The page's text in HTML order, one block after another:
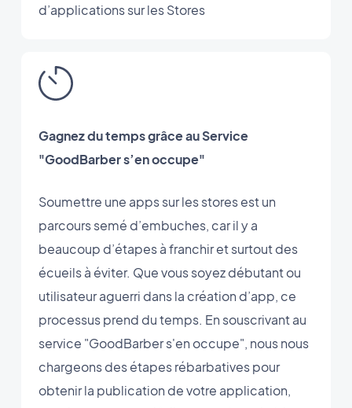
d’applications sur les Stores
Gagnez du temps grâce au Service
"GoodBarber s’en occupe"
Soumettre une apps sur les stores est un
parcours semé d’embuches, car il y a
beaucoup d’étapes à franchir et surtout des
écueils à éviter. Que vous soyez débutant ou
utilisateur aguerri dans la création d’app, ce
processus prend du temps. En souscrivant au
service "GoodBarber s'en occupe", nous nous
chargeons des étapes rébarbatives pour
obtenir la publication de votre application,